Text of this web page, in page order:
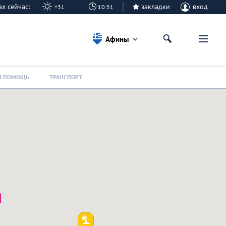
сейчас: +31 10:51 закладки вход
Афины
ПОМОЩЬ ТРАНСПОРТ